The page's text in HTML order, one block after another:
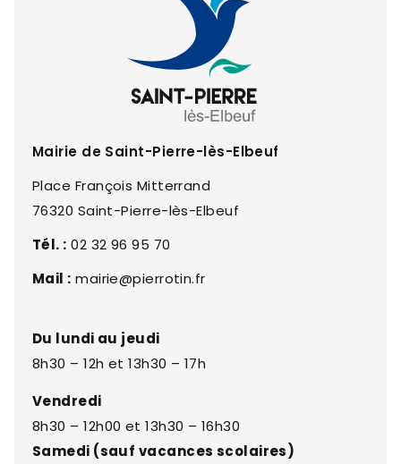
Mairie de Saint-Pierre-lès-Elbeuf
Place François Mitterrand
76320 Saint-Pierre-lès-Elbeuf
Tél. : 02 32 96 95 70
Mail : mairie@pierrotin.fr
Du lundi au jeudi
8h30 – 12h et 13h30 – 17h
Vendredi
8h30 – 12h00 et 13h30 – 16h30
Samedi (sauf vacances scolaires)